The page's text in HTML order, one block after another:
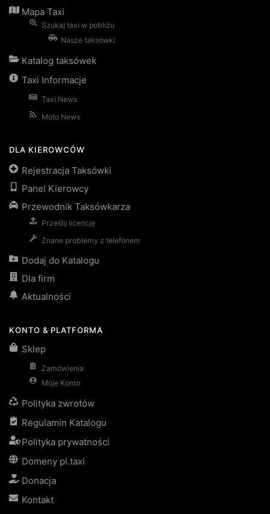
Mapa Taxi
Szukaj taxi w pobliżu
Nasze taksówki
Katalog taksówek
Taxi Informacje
Taxi News
Moto News
DLA KIEROWCÓW
Rejestracja Taksówki
Panel Kierowcy
Przewodnik Taksówkarza
Prześlij licencję
Znane problemy z telefonem
Dodaj do Katalogu
Dla firm
Aktualności
KONTO & PLATFORMA
Sklep
Zamówienia
Moje Konto
Polityka zwrotów
Regulamin Katalogu
Polityka prywatności
Domeny pl.taxi
Donacja
Kontakt